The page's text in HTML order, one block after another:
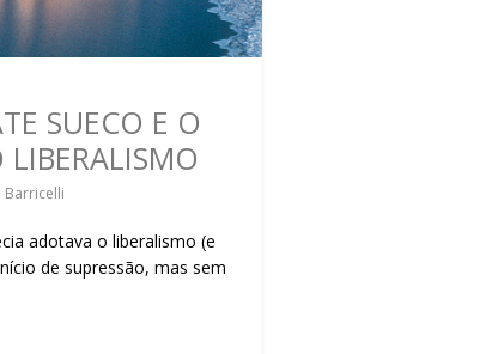
SUECO E O
Barricelli
adotava o liberalismo (e
de supressão, mas sem